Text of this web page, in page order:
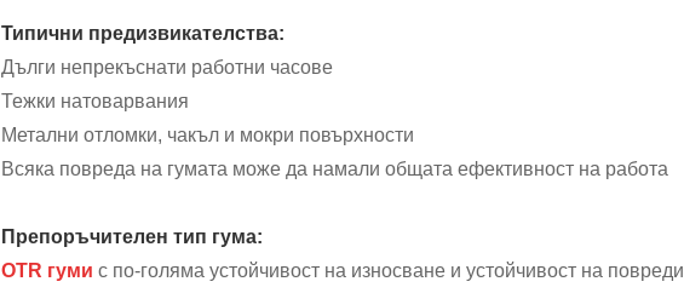
Типични предизвикателства:
Дълги непрекъснати работни часове
Тежки натоварвания
Метални отломки, чакъл и мокри повърхности
Всяка повреда на гумата може да намали общата ефективност на работа
Препоръчителен тип гума:
OTR гуми с по-голяма устойчивост на износване и устойчивост на повреди